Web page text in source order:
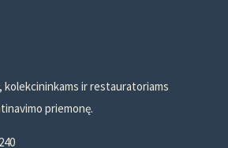
kolekcininkams ir restauratoriams
priemonę.